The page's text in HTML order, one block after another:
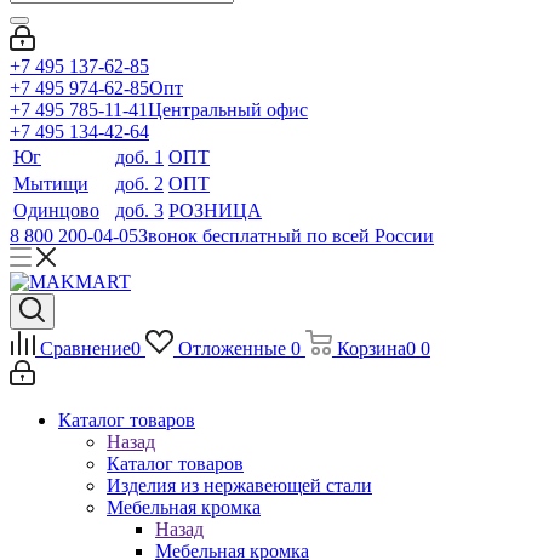
+7 495 137-62-85
+7 495 974-62-85Опт
+7 495 785-11-41Центральный офис
+7 495 134-42-64
Юг
доб. 1 ОПТ
Мытищи
доб. 2 ОПТ
Одинцово
доб. 3 РОЗНИЦА
8 800 200-04-05Звонок бесплатный по всей России
Сравнение0 Отложенные 0 Корзина0 0
Каталог товаров
Назад
Каталог товаров
Изделия из нержавеющей стали
Мебельная кромка
Назад
Мебельная кромка